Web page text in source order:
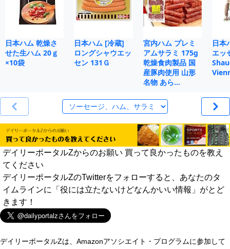
日本ハム 乾燥さ
せた生ハム 20ｇ
×10袋
日本ハム [冷蔵]
ロングシャウエッ
セン 131Ｇ
宮内ハム プレミ
アムサラミ 175g
乾燥食肉製品 国
産豚肉使用 山形
名物 あら…
日本
エッ
デイリーポータルZからのお願い 買って良かったものを教え
てください
デイリーポータルZのTwitterをフォローすると、あなたのタ
イムラインに「役には立たないけどなんかいい情報」がとど
きます！
デイリーポータルZは、Amazonアソシエイト・プログラムに参加して